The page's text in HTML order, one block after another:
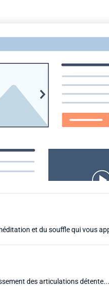
et élastiques. Pilates :
et du souffle qui vous
des articulations détente...